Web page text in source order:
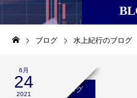
ブログ 水上紀行のブログ
6月
24
2021
水上紀行のブログ